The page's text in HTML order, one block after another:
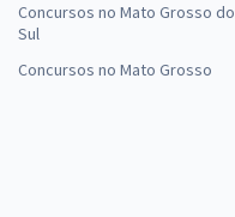
Concursos no Mato Grosso do
Sul
Concursos no Mato Grosso